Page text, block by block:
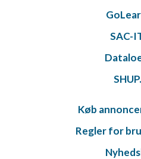
SAC-
Køb
Regler for